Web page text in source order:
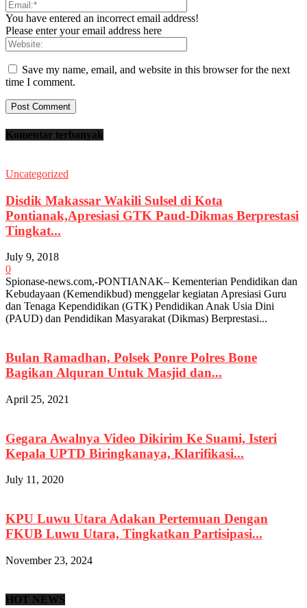
You have entered an incorrect email address!
Please enter your email address here
Save my name, email, and website in this browser for the next
time I comment.
Komentar terbanyak
Uncategorized
Disdik Makassar Wakili Sulsel di Kota
Pontianak,Apresiasi GTK Paud-Dikmas Berprestasi
Tingkat...
July 9, 2018
0
Spionase-news.com,-PONTIANAK– Kementerian Pendidikan dan
Kebudayaan (Kemendikbud) menggelar kegiatan Apresiasi Guru
dan Tenaga Kependidikan (GTK) Pendidikan Anak Usia Dini
(PAUD) dan Pendidikan Masyarakat (Dikmas) Berprestasi...
Bulan Ramadhan, Polsek Ponre Polres Bone
Bagikan Alquran Untuk Masjid dan...
April 25, 2021
Gegara Awalnya Video Dikirim Ke Suami, Isteri
Kepala UPTD Biringkanaya, Klarifikasi...
July 11, 2020
KPU Luwu Utara Adakan Pertemuan Dengan
FKUB Luwu Utara, Tingkatkan Partisipasi...
November 23, 2024
HOT NEWS